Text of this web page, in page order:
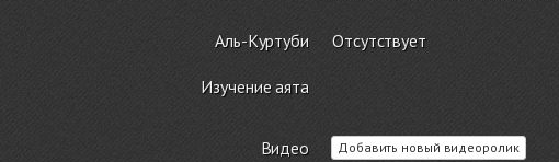
Аль-Куртуби Отсутствует
Изучение аята
Видео Добавить новый видеоролик